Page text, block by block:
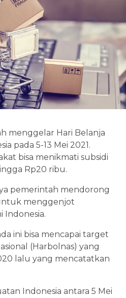
menggelar Hari Belanja
pada 5-13 Mei 2021.
bisa menikmati subsidi
Rp20 ribu.
pemerintah mendorong
menggenjot
ini bisa mencapai target
(Harbolnas) yang
lalu yang mencatatkan
Indonesia antara 5 Mei